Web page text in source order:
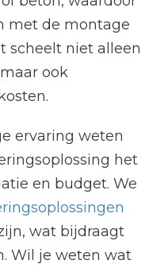
met de montage
scheelt niet alleen
ook
ervaring weten
het
en budget. We
wat bijdraagt
Wil je weten wat